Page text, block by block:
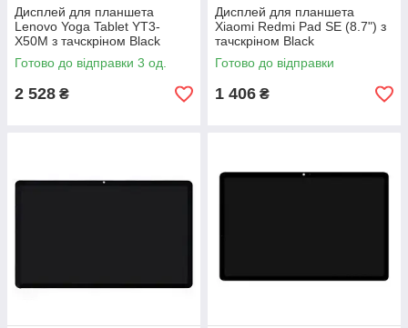
Дисплей для планшета
Lenovo Yoga Tablet YT3-
X50M з тачскріном Black
Готово до відправки 3 од.
2 528 ₴
Дисплей для планшета
Xiaomi Redmi Pad SE (8.7") з
тачскріном Black
Готово до відправки
1 406 ₴